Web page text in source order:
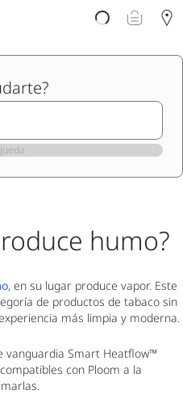
BALEARES humo?
, en su lugar produce vapor. Este
de productos de tabaco sin
más limpia y moderna.
vanguardia Smart Heatflow™
con Ploom a la